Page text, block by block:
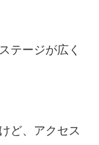
テージが広く
ど、アクセス